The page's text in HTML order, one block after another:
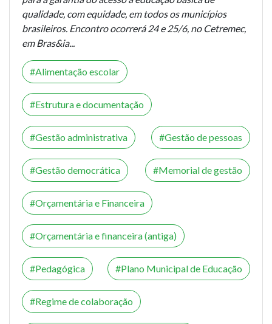
qualidade, com equidade, em todos os municípios
brasileiros. Encontro ocorrerá 24 e 25/6, no Cetremec,
em Bras&ia...
Alimentação escolar
Estrutura e documentação
Gestão administrativa Gestão de pessoas
Gestão democrática Memorial de gestão
Orçamentária e Financeira
Orçamentária e financeira (antiga)
Pedagógica Plano Municipal de Educação
Regime de colaboração